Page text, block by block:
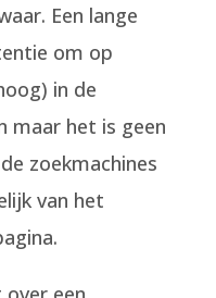
Een lange
om op
in de
maar het is geen
zoekmachines
van het